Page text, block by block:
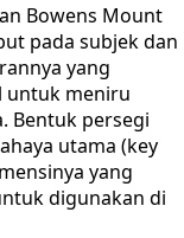
Bowens Mount
pada subjek dan
yang
untuk meniru
Bentuk persegi
utama (key
yang
digunakan di